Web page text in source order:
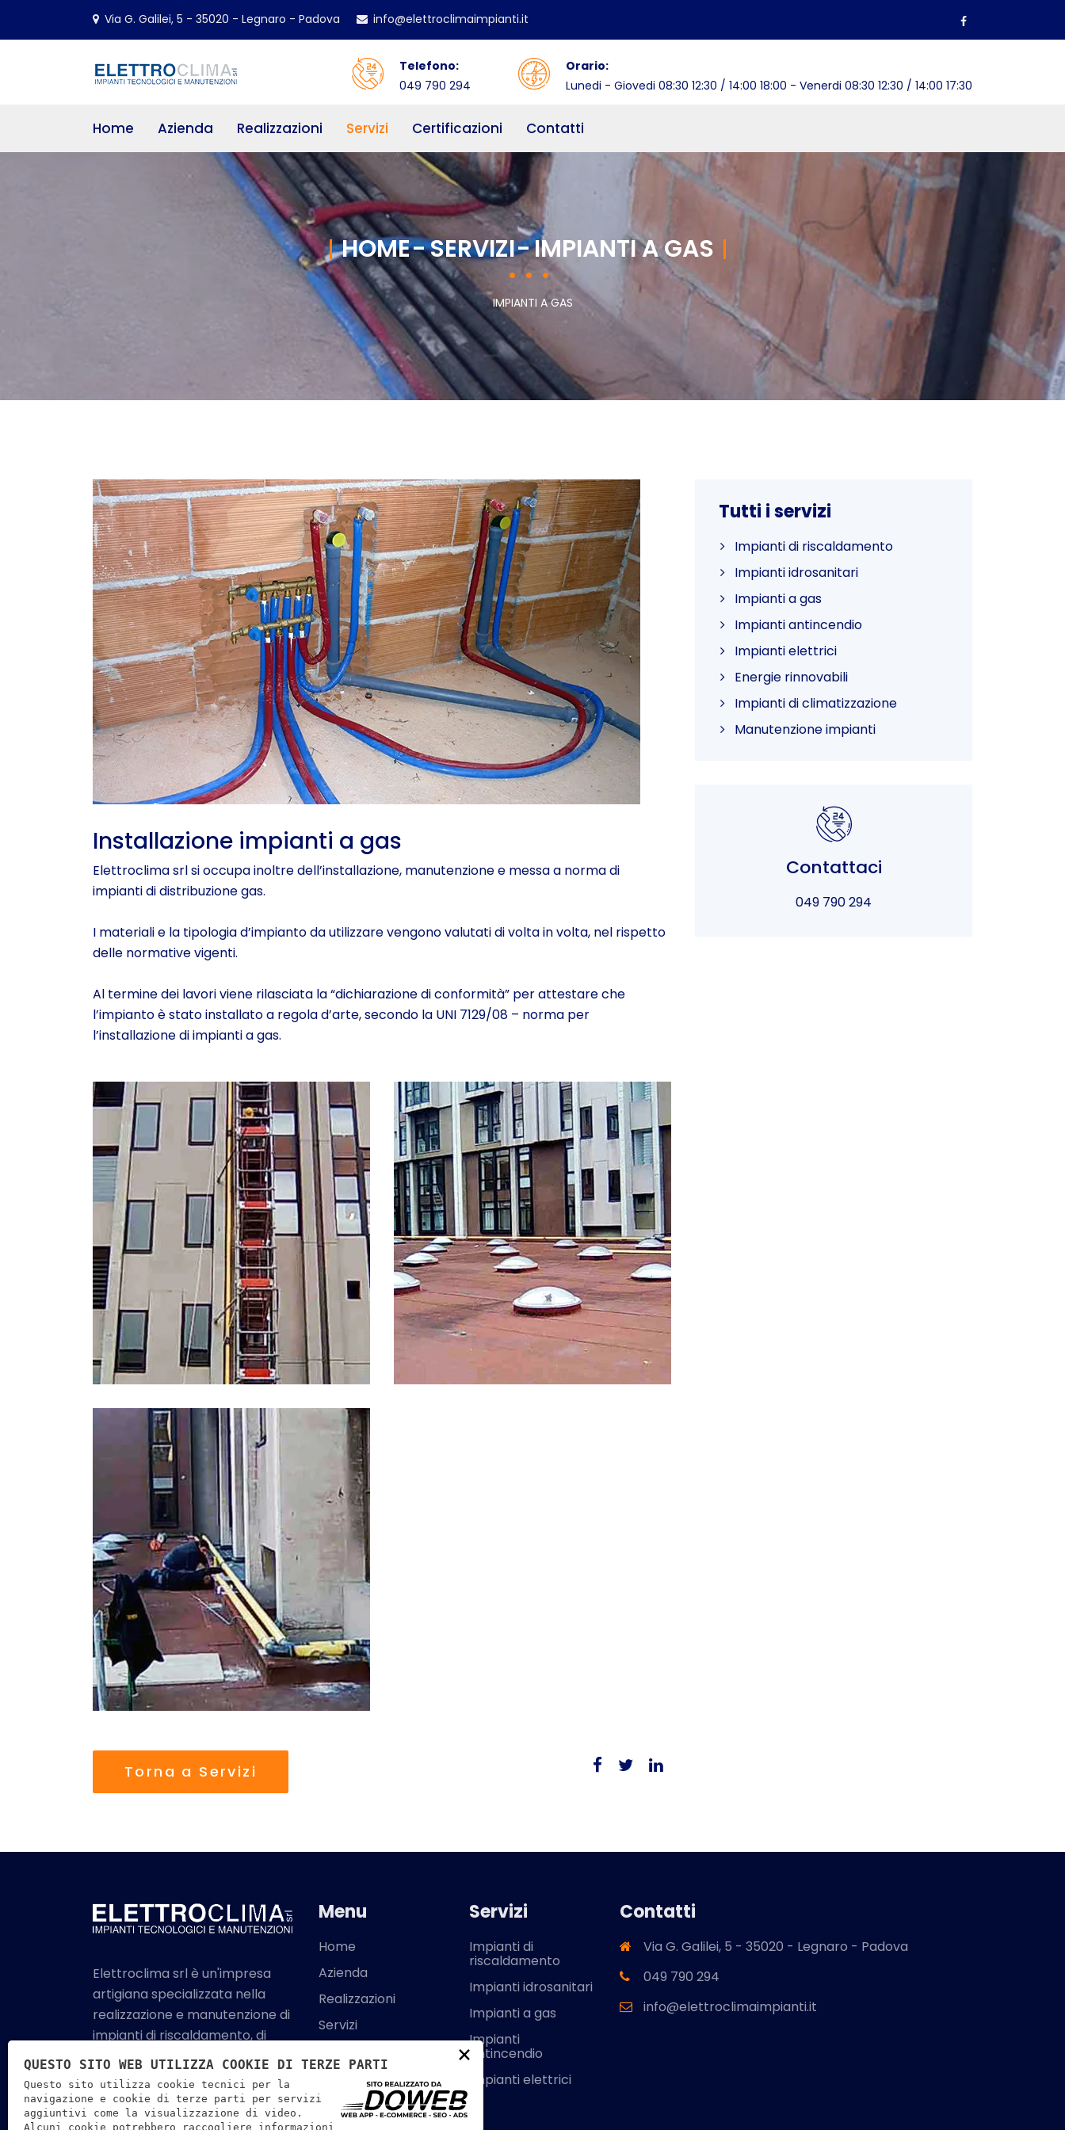
Via G. Galilei, 5 - 35020 - Legnaro - Padova info@elettroclimaimpianti.it
Telefono:
049 790 294
Orario:
Lunedi - Giovedi 08:30 12:30 / 14:00 18:00 - Venerdi 08:30 12:30 / 14:00 17:30
Home Azienda Realizzazioni Servizi Certificazioni Contatti
HOME SERVIZI IMPIANTI A GAS
IMPIANTI A GAS
Installazione impianti a gas
Elettroclima srl si occupa inoltre dell’installazione, manutenzione e messa a norma di
impianti di distribuzione gas.
I materiali e la tipologia d’impianto da utilizzare vengono valutati di volta in volta, nel rispetto
delle normative vigenti.
Al termine dei lavori viene rilasciata la “dichiarazione di conformità” per attestare che
l’impianto è stato installato a regola d’arte, secondo la UNI 7129/08 – norma per
l’installazione di impianti a gas.
Torna a Servizi
Tutti i servizi
Impianti di riscaldamento
Impianti idrosanitari
Impianti a gas
Impianti antincendio
Impianti elettrici
Energie rinnovabili
Impianti di climatizzazione
Manutenzione impianti
Contattaci
049 790 294
Elettroclima srl è un'impresa
artigiana specializzata nella
realizzazione e manutenzione di
impianti di riscaldamento, di
climatizzazione, idrosanitari e
gas.
Menu
Home
Azienda
Realizzazioni
Servizi
Contatti
Servizi
Impianti di
riscaldamento
Impianti idrosanitari
Impianti a gas
Impianti
antincendio
Impianti elettrici
Contatti
Via G. Galilei, 5 - 35020 - Legnaro - Padova
049 790 294
info@elettroclimaimpianti.it
×
QUESTO SITO WEB UTILIZZA COOKIE DI TERZE PARTI
Questo sito utilizza cookie tecnici per la
navigazione e cookie di terze parti per servizi
aggiuntivi come la visualizzazione di video.
Alcuni cookie potrebbero raccogliere informazioni